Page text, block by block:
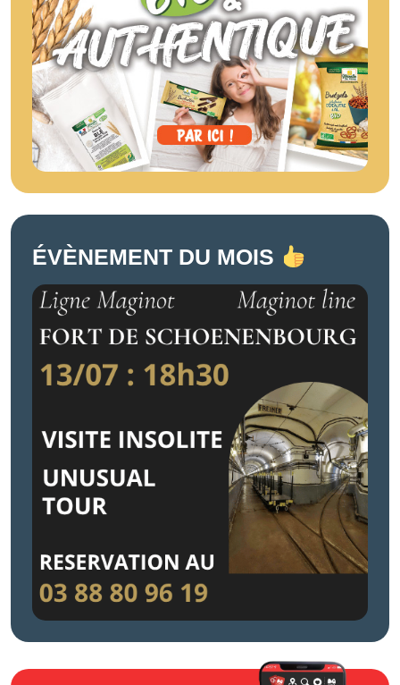
ÉVÈNEMENT DU MOIS